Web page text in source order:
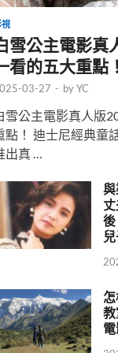
雪公主電影真
看的五大重點！
03-27 - byYC
雪公主電影真人版
點！ 迪士尼經典童
出真 …